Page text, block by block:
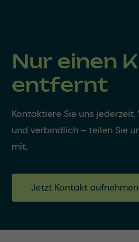
Nur einen
entfernt
Kontaktiere Sie uns
und verbindlich – teilen Sie
mit.
Jetzt Kontakt aufnehmen